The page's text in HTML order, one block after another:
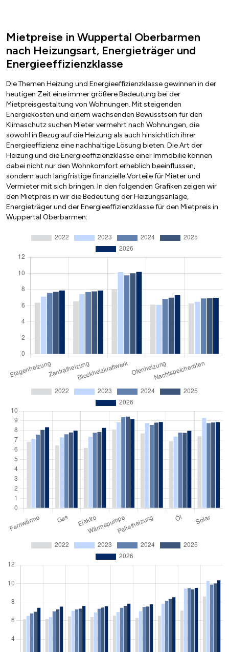
Mietpreise in Wuppertal Oberbarmen
nach Heizungsart, Energieträger und
Energieeffizienzklasse
Die Themen Heizung und Energieeffizienzklasse gewinnen in der
heutigen Zeit eine immer größere Bedeutung bei der
Mietpreisgestaltung von Wohnungen. Mit steigenden
Energiekosten und einem wachsenden Bewusstsein für den
Klimaschutz suchen Mieter vermehrt nach Wohnungen, die
sowohl in Bezug auf die Heizung als auch hinsichtlich ihrer
Energieeffizienz eine nachhaltige Lösung bieten. Die Art der
Heizung und die Energieeffizienzklasse einer Immobilie können
dabei nicht nur den Wohnkomfort erheblich beeinflussen,
sondern auch langfristige finanzielle Vorteile für Mieter und
Vermieter mit sich bringen. In den folgenden Grafiken zeigen wir
den Mietpreis in wir die Bedeutung der Heizungsanlage,
Energieträger und der Energieeffizienzklasse für den Mietpreis in
Wuppertal Oberbarmen: